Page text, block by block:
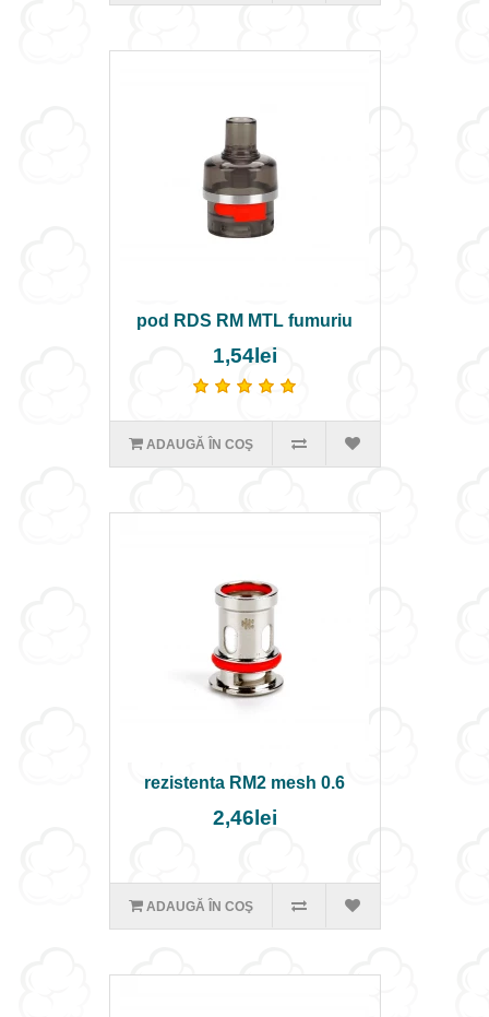
pod RDS RM MTL fumuriu
1,54lei
ADAUGĂ ÎN COŞ
rezistenta RM2 mesh 0.6
2,46lei
ADAUGĂ ÎN COŞ